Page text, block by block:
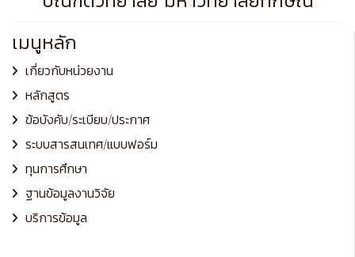
เมนูหลัก
เกี่ยวกับหน่วยงาน
หลักสูตร
ข้อบังคับ/ระเบียบ/ประกาศ
ระบบสารสนเทศ/แบบฟอร์ม
ทุนการศึกษา
ฐานข้อมูลงานวิจัย
บริการข้อมูล